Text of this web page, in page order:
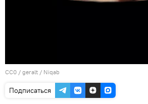
CC0 / geralt / Niqab
Подписаться